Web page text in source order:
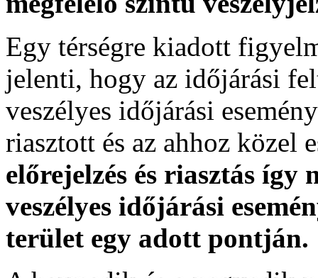
Egy térségre kiadott
jelenti, hogy az időjárási
veszélyes időjárási
riasztott és az ahhoz közel
előrejelzés és riasztás
veszélyes időjárási
terület egy adott pontján.